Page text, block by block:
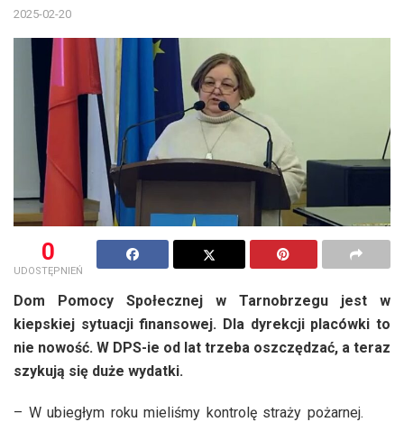
2025-02-20
0
UDOSTĘPNIEŃ
Dom Pomocy Społecznej w Tarnobrzegu jest w
kiepskiej sytuacji finansowej. Dla dyrekcji placówki to
nie nowość. W DPS-ie od lat trzeba oszczędzać, a teraz
szykują się duże wydatki.
– W ubiegłym roku mieliśmy kontrolę straży pożarnej.